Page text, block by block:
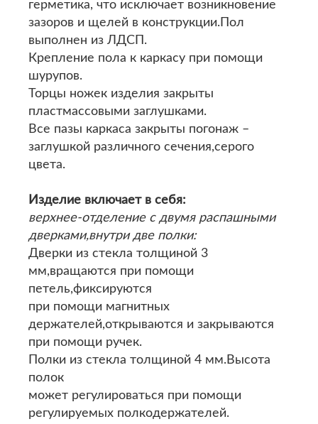
герметика, что исключает возникновение
зазоров и щелей в конструкции.Пол
выполнен из ЛДСП.
Крепление пола к каркасу при помощи
шурупов.
Торцы ножек изделия закрыты
пластмассовыми заглушками.
Все пазы каркаса закрыты погонаж –
заглушкой различного сечения,серого
цвета.
Изделие включает в себя:
верхнее-отделение с двумя распашными
дверками,внутри две полки:
Дверки из стекла толщиной 3
мм,вращаются при помощи
петель,фиксируются
при помощи магнитных
держателей,открываются и закрываются
при помощи ручек.
Полки из стекла толщиной 4 мм.Высота
полок
может регулироваться при помощи
регулируемых полкодержателей.